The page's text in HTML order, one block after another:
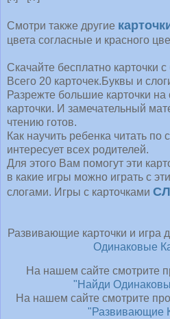
Смотри также другие
цвета согласные и красного
Скачайте бесплатно карточки
Всего 20 карточек.Буквы и
Разрежте большие карточки
карточки. И замечательный
чтению готов.
Как научить ребенка читать по
интересует всех родителей.
Для этого Вам помогут эти
в какие игры можно играть с
слогами. Игры с карточками
Развивающие карточки и игра
Одинаковые
На нашем сайте смотрите
"Найди
На нашем сайте смотрите
"Развивающие